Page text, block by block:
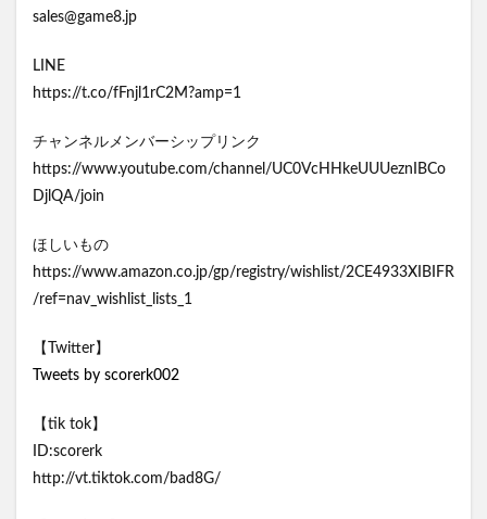
sales@game8.jp
LINE
https://t.co/fFnjl1rC2M?amp=1
チャンネルメンバーシップリンク
https://www.youtube.com/channel/UC0VcHHkeUUUeznIBCo
DjlQA/join
ほしいもの
https://www.amazon.co.jp/gp/registry/wishlist/2CE4933XIBIFR
/ref=nav_wishlist_lists_1
【Twitter】
Tweets by scorerk002
【tik tok】
ID:scorerk
http://vt.tiktok.com/bad8G/